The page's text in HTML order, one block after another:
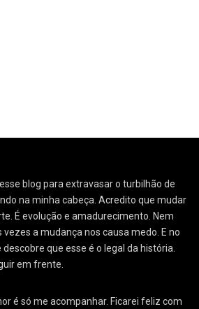
blog para extravasar o turbilhão de
na minha cabeça. Acredito que mudar
É evolução e amadurecimento. Nem
a mudança nos causa medo. E no
que esse é o legal da história.
em frente.
é só me acompanhar. Ficarei feliz com